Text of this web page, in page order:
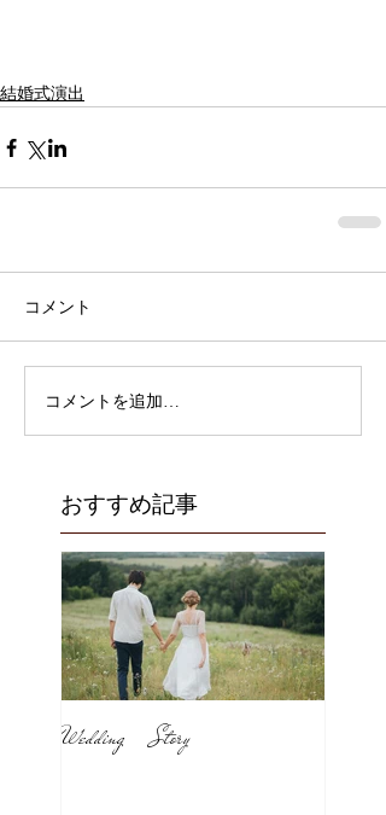
結婚式演出
コメント
コメントを追加…
おすすめ記事
Wedding Story